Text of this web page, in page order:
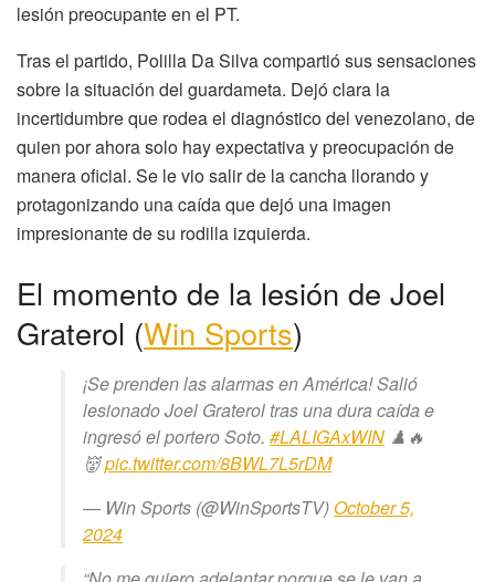
lesión preocupante en el PT.
Tras el partido, Polilla Da Silva compartió sus sensaciones
sobre la situación del guardameta. Dejó clara la
incertidumbre que rodea el diagnóstico del venezolano, de
quien por ahora solo hay expectativa y preocupación de
manera oficial. Se le vio salir de la cancha llorando y
protagonizando una caída que dejó una imagen
impresionante de su rodilla izquierda.
El momento de la lesión de Joel
Graterol (Win Sports)
¡Se prenden las alarmas en América! Salió
lesionado Joel Graterol tras una dura caída e
ingresó el portero Soto. #LALIGAxWIN ♟️🔥
👹pic.twitter.com/8BWL7L5rDM
— Win Sports (@WinSportsTV) October 5,
2024